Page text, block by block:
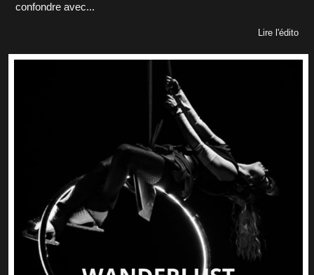
confondre avec...
Lire l'édito